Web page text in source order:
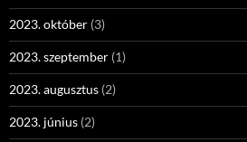
2023. október (3)
2023. szeptember (1)
2023. augusztus (2)
2023. június (2)